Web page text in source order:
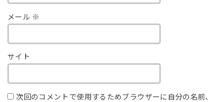
メール ※
サイト
次回のコメントで使用するためブラウザーに自分の名前、